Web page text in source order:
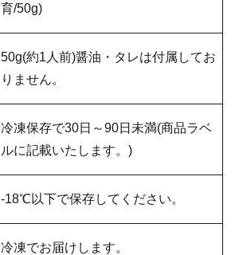
育/50g)
50g(約1人前)醤油・タレは付属してお
りません。
冷凍保存で30日～90日未満(商品ラベ
ルに記載いたします。)
-18℃以下で保存してください。
冷凍でお届けします。